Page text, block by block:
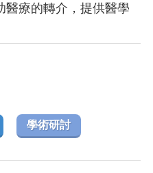
醫療的轉介，提供醫學
學術研討